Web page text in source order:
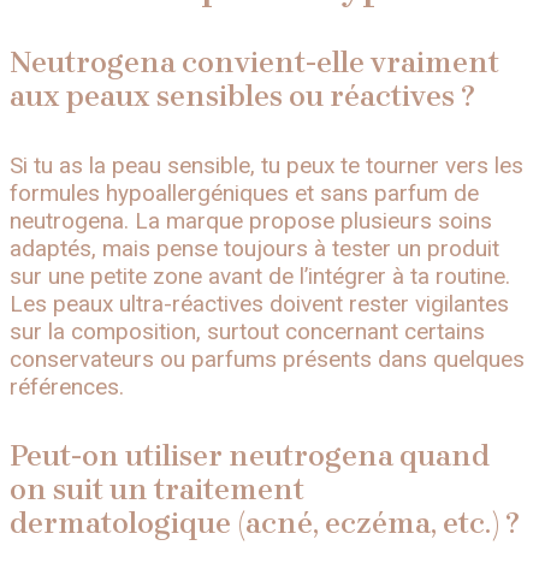
Neutrogena convient-elle vraiment
aux peaux sensibles ou réactives ?
Si tu as la peau sensible, tu peux te tourner vers les
formules hypoallergéniques et sans parfum de
neutrogena. La marque propose plusieurs soins
adaptés, mais pense toujours à tester un produit
sur une petite zone avant de l’intégrer à ta routine.
Les peaux ultra-réactives doivent rester vigilantes
sur la composition, surtout concernant certains
conservateurs ou parfums présents dans quelques
références.
Peut-on utiliser neutrogena quand
on suit un traitement
dermatologique (acné, eczéma, etc.) ?